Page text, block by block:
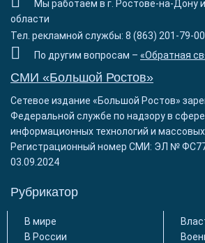
Мы работаем в г. Ростове-на-Дону
области
Тел. рекламной службы: 8 (863) 201-79-
По другим вопросам – «Обратная
СМИ «Большой Ростов»
Сетевое издание «Большой Ростов»
Федеральной службе по надзору в сфере
информационных технологий и
Регистрационный номер СМИ: ЭЛ №
03.09.2024
Рубрикатор
В мире
В России